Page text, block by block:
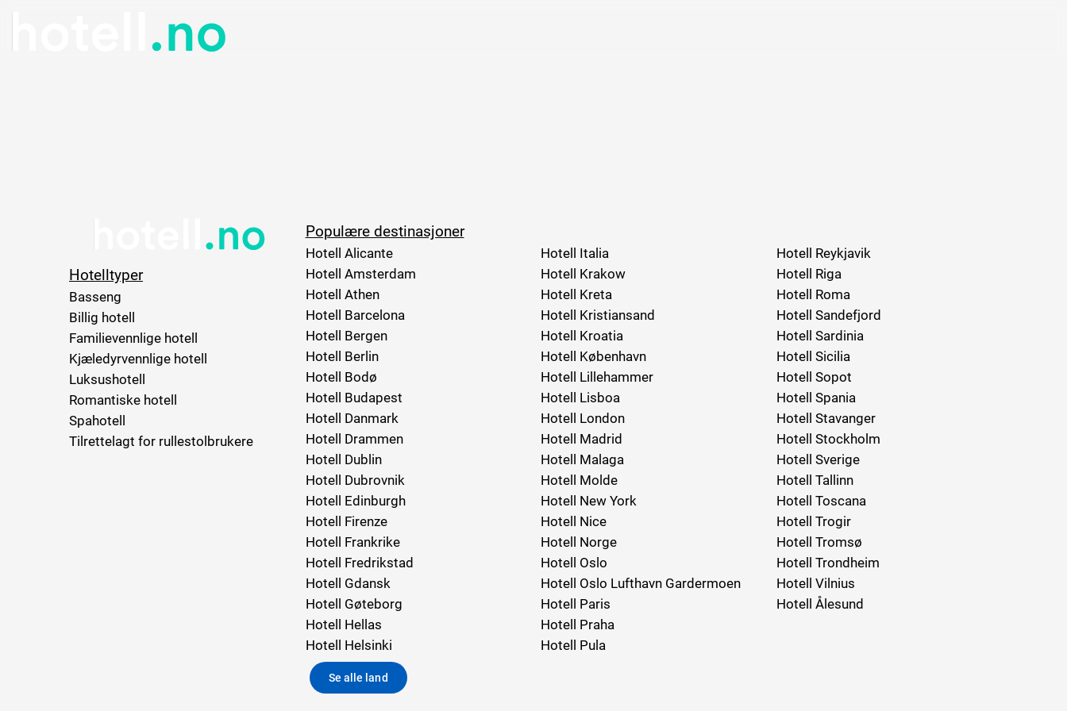
Hotelltyper
Basseng
Billig hotell
Familievennlige hotell
Kjæledyrvennlige hotell
Luksushotell
Romantiske hotell
Spahotell
Tilrettelagt for rullestolbrukere
Populære destinasjoner
Hotell Alicante
Hotell Amsterdam
Hotell Athen
Hotell Barcelona
Hotell Bergen
Hotell Berlin
Hotell Bodø
Hotell Budapest
Hotell Danmark
Hotell Drammen
Hotell Dublin
Hotell Dubrovnik
Hotell Edinburgh
Hotell Firenze
Hotell Frankrike
Hotell Fredrikstad
Hotell Gdansk
Hotell Gøteborg
Hotell Hellas
Hotell Helsinki
Hotell Italia
Hotell Krakow
Hotell Kreta
Hotell Kristiansand
Hotell Kroatia
Hotell København
Hotell Lillehammer
Hotell Lisboa
Hotell London
Hotell Madrid
Hotell Malaga
Hotell Molde
Hotell New York
Hotell Nice
Hotell Norge
Hotell Oslo
Hotell Oslo Lufthavn Gardermoen
Hotell Paris
Hotell Praha
Hotell Pula
Hotell Reykjavik
Hotell Riga
Hotell Roma
Hotell Sandefjord
Hotell Sardinia
Hotell Sicilia
Hotell Sopot
Hotell Spania
Hotell Stavanger
Hotell Stockholm
Hotell Sverige
Hotell Tallinn
Hotell Toscana
Hotell Trogir
Hotell Tromsø
Hotell Trondheim
Hotell Vilnius
Hotell Ålesund
Se alle land